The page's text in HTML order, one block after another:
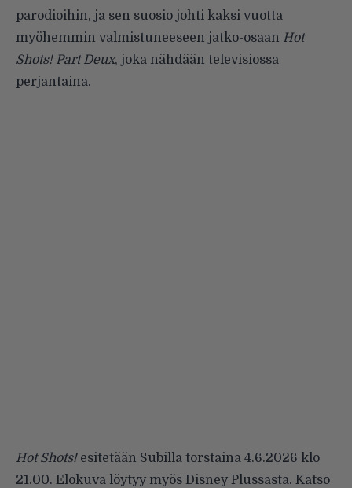
parodioihin, ja sen suosio johti kaksi vuotta
myöhemmin valmistuneeseen jatko-osaan Hot
Shots! Part Deux, joka nähdään televisiossa
perjantaina.
Hot Shots!esitetään Subilla torstaina 4.6.2026 klo
21.00. Elokuva löytyy myös Disney Plussasta. Katso